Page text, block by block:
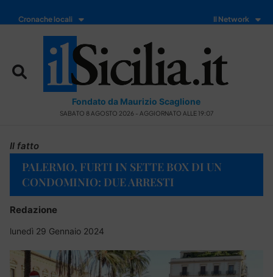
Cronache locali Il Network
Fondato da Maurizio Scaglione
SABATO 8 AGOSTO 2026 - AGGIORNATO ALLE 19:07
Il fatto
PALERMO, FURTI IN SETTE BOX DI UN
CONDOMINIO: DUE ARRESTI
Redazione
lunedì 29 Gennaio 2024